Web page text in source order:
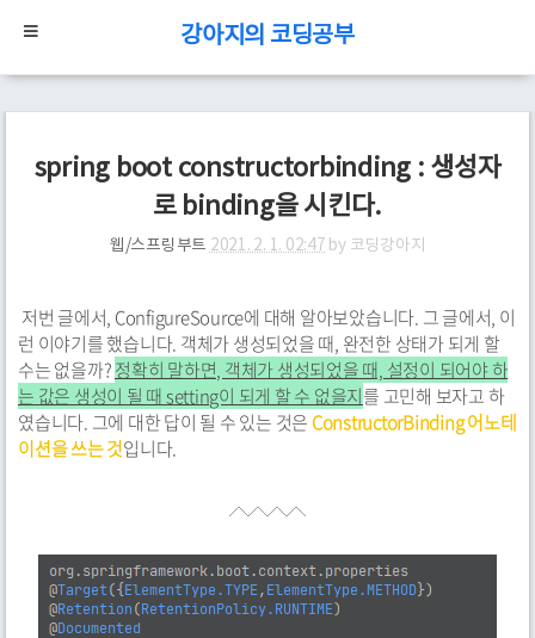
강아지의 코딩공부
spring boot constructorbinding : 생성자
로 binding을 시킨다.
웹/스프링부트 2021. 2. 1. 02:47 by코딩강아지
저번 글에서, ConfigureSource에 대해 알아보았습니다. 그 글에서, 이
런 이야기를 했습니다. 객체가 생성되었을 때, 완전한 상태가 되게 할
수는 없을까?정확히 말하면, 객체가 생성되었을 때, 설정이 되어야 하
는 값은 생성이 될 때 setting이 되게 할 수 없을지를 고민해 보자고 하
였습니다. 그에 대한 답이 될 수 있는 것은 ConstructorBinding 어노테
이션을 쓰는 것입니다.